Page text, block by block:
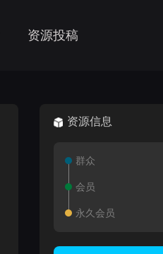
资源投稿
资源信息
群众
会员
永久会员